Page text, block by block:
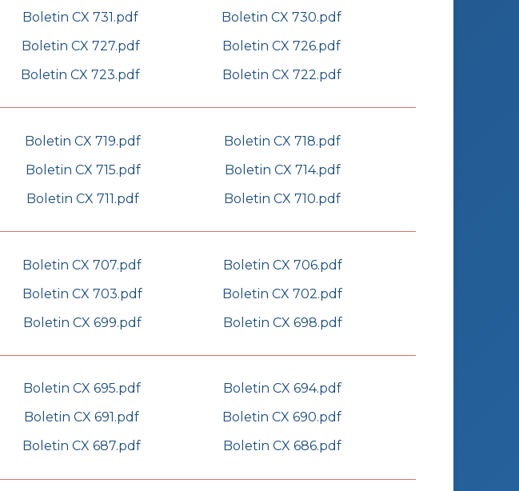
Boletin CX 731.pdf
Boletin CX 730.pdf
Boletin CX 727.pdf
Boletin CX 726.pdf
Boletin CX 723.pdf Boletin CX 722.pdf
Boletin CX 719.pdf
Boletin CX 718.pdf
Boletin CX 715.pdf
Boletin CX 714.pdf
Boletin CX 711.pdf Boletin CX 710.pdf
Boletin CX 707.pdf
Boletin CX 706.pdf
Boletin CX 703.pdf
Boletin CX 702.pdf
Boletin CX 699.pdf Boletin CX 698.pdf
Boletin CX 695.pdf
Boletin CX 694.pdf
Boletin CX 691.pdf
Boletin CX 690.pdf
Boletin CX 687.pdf Boletin CX 686.pdf